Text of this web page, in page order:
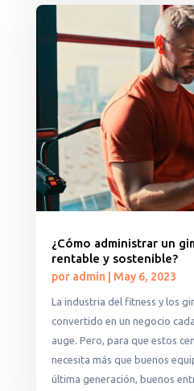
¿Cómo administrar un
rentable y sostenible?
por admin May 6, 2023
La industria del fitness y los
convertido en un negocio
auge. Pero, para que estos
necesita más que buenos
última generación, buenos